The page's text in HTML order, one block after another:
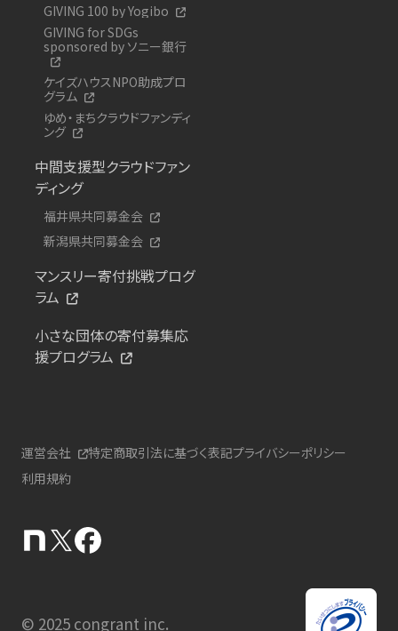
GIVING 100 by Yogibo
GIVING for SDGs
sponsored by ソニー銀行
ケイズハウスNPO助成プロ
グラム
ゆめ・まちクラウドファンディ
ング
中間支援型クラウドファン
ディング
福井県共同募金会
新潟県共同募金会
マンスリー寄付挑戦プログ
ラム
小さな団体の寄付募集応
援プログラム
運営会社 特定商取引法に基づく表記プライバシーポリシー
利用規約
© 2025 congrant inc.